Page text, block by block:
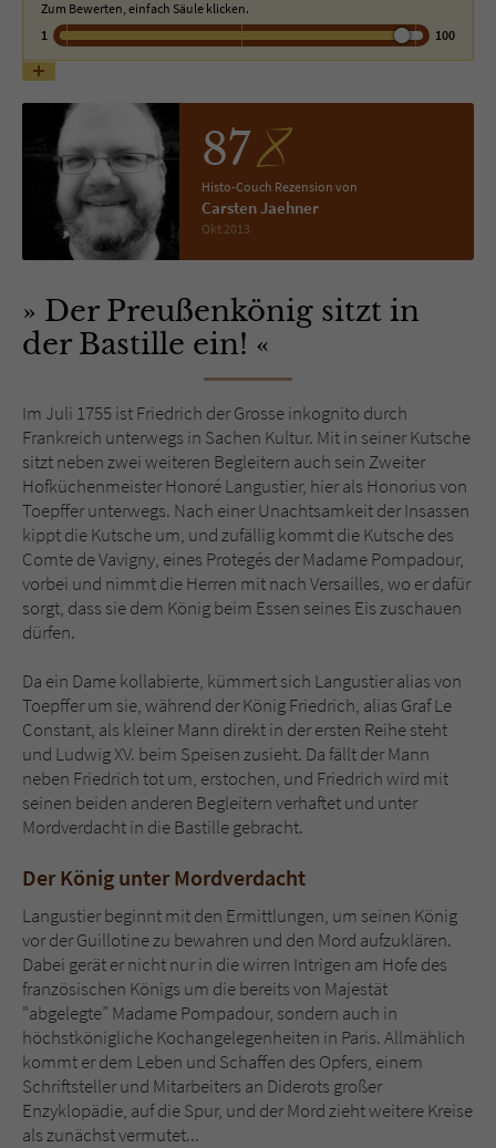
Zum Bewerten, einfach Säule klicken.
1
100
87
Histo-Couch Rezension von
Carsten Jaehner
Okt 2013
Der Preußenkönig sitzt in
der Bastille ein!
Im Juli 1755 ist Friedrich der Grosse inkognito durch
Frankreich unterwegs in Sachen Kultur. Mit in seiner Kutsche
sitzt neben zwei weiteren Begleitern auch sein Zweiter
Hofküchenmeister Honoré Langustier, hier als Honorius von
Toepffer unterwegs. Nach einer Unachtsamkeit der Insassen
kippt die Kutsche um, und zufällig kommt die Kutsche des
Comte de Vavigny, eines Protegés der Madame Pompadour,
vorbei und nimmt die Herren mit nach Versailles, wo er dafür
sorgt, dass sie dem König beim Essen seines Eis zuschauen
dürfen.
Da ein Dame kollabierte, kümmert sich Langustier alias von
Toepffer um sie, während der König Friedrich, alias Graf Le
Constant, als kleiner Mann direkt in der ersten Reihe steht
und Ludwig XV. beim Speisen zusieht. Da fällt der Mann
neben Friedrich tot um, erstochen, und Friedrich wird mit
seinen beiden anderen Begleitern verhaftet und unter
Mordverdacht in die Bastille gebracht.
Der König unter Mordverdacht
Langustier beginnt mit den Ermittlungen, um seinen König
vor der Guillotine zu bewahren und den Mord aufzuklären.
Dabei gerät er nicht nur in die wirren Intrigen am Hofe des
französischen Königs um die bereits von Majestät
"abgelegte” Madame Pompadour, sondern auch in
höchstkönigliche Kochangelegenheiten in Paris. Allmählich
kommt er dem Leben und Schaffen des Opfers, einem
Schriftsteller und Mitarbeiters an Diderots großer
Enzyklopädie, auf die Spur, und der Mord zieht weitere Kreise
als zunächst vermutet...
Anbieter Literatur-Couch Medien GmbH & Co. KG
Laufzeit 1 Jahr
Zweck Cookie für Kommentare einzelner Buchtitel
Anbieter Literatur-Couch Medien GmbH & Co. KG
Zweck
Dieses Cookie gewährleistet die
Kommunikation der Webseite mit dem
Benutzer. Es wird benötigt um z. B. den
Sicherheitscode des Kontaktformulars zu
überprüfen.